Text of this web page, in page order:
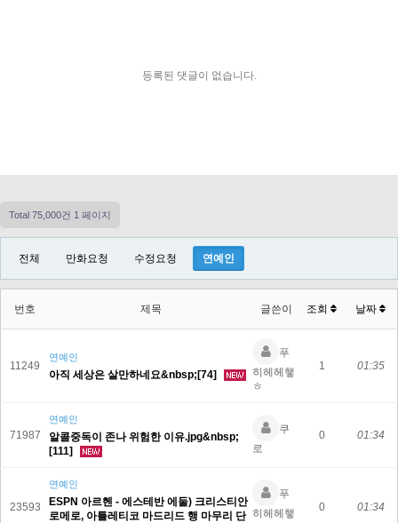
등록된 댓글이 없습니다.
Total 75,000건 1 페이지
전체 만화요청 수정요청 연예인
번호 제목 글쓴이 조회 날짜
11249
연예인
아직 세상은 살만하네요&nbsp;[74]
푸
히헤헤햏
ㅎ
1 01:35
71987
연예인
알콜중독이 존나 위험한 이유.jpg&nbsp;
[111]
쿠
로
0 01:34
23593
연예인
ESPN 아르헨 - 에스테반 에둘) 크리스티안
로메로, 아틀레티코 마드리드 행 마무리 단
푸
히헤헤햏
0 01:34